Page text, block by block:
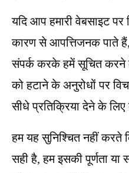
यदि आप हमारी वेबसाइट
कारण से आपत्तिजनक पाते
संपर्क करके हमें सूचित करने
को हटाने के अनुरोधों पर
सीधे प्रतिक्रिया देने के लिए
हम यह सुनिश्चित नहीं करते
सही है, हम इसकी पूर्णता या